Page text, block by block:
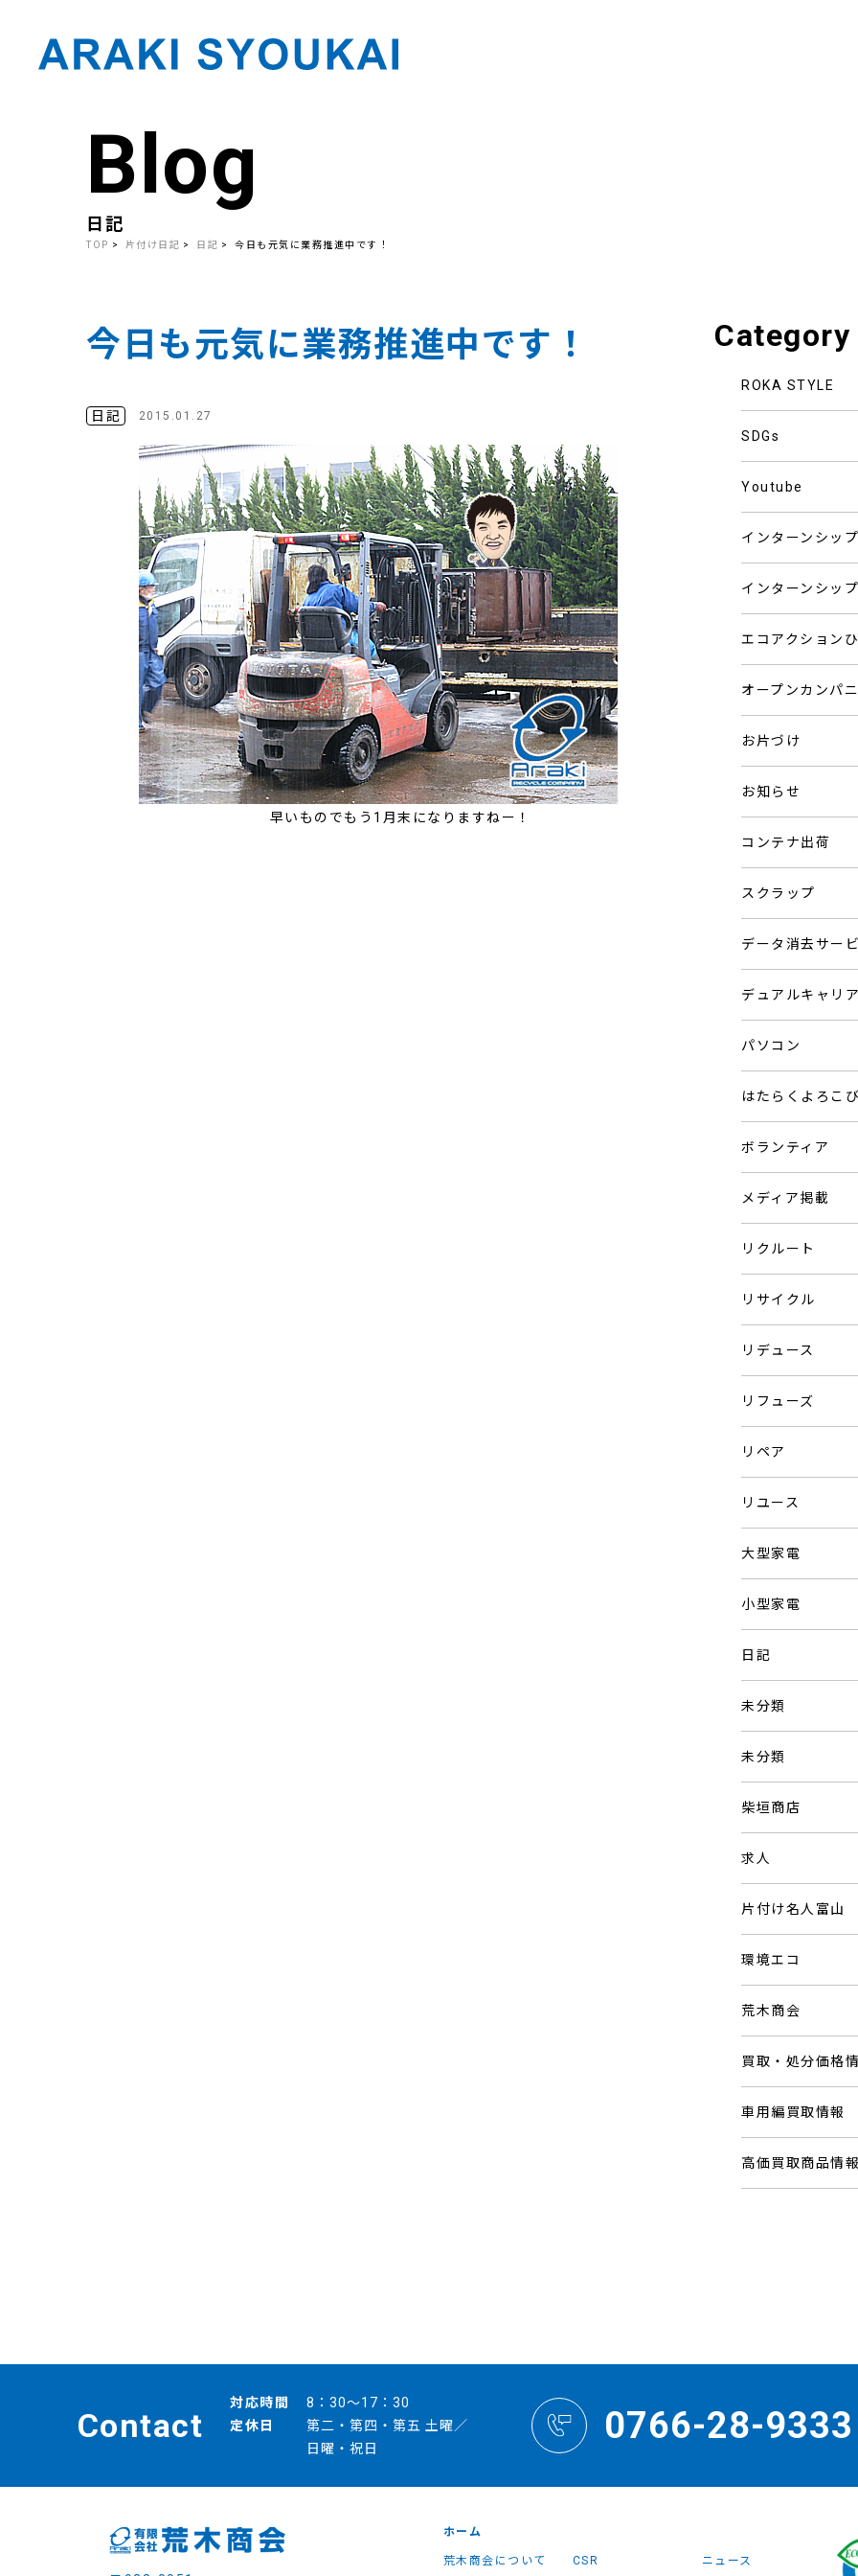
Blog
日記
TOP 片付け日記 日記 今日も元気に業務推進中です！
今日も元気に業務推進中です！
日記 2015.01.27
早いものでもう1月末になりますねー！
Category
ROKA STYLE
SDGs
Youtube
インターンシップ
インターンシップ
エコアクション
オープンカンパ
お片づけ
お知らせ
コンテナ出荷
スクラップ
データ消去サー
デュアルキャリ
パソコン
はたらくよろこ
ボランティア
メディア掲載
リクルート
リサイクル
リデュース
リフューズ
リペア
リユース
大型家電
小型家電
日記
未分類
未分類
柴垣商店
求人
片付け名人富山
環境エコ
荒木商会
買取・処分価格
車用編買取情報
高価買取商品情
Contact
対応時間
8：30～17：30
定休日
第二・第四・第五 土曜／
日曜・祝日
0766-28-9333
ホーム
荒木商会について CSR ニュース